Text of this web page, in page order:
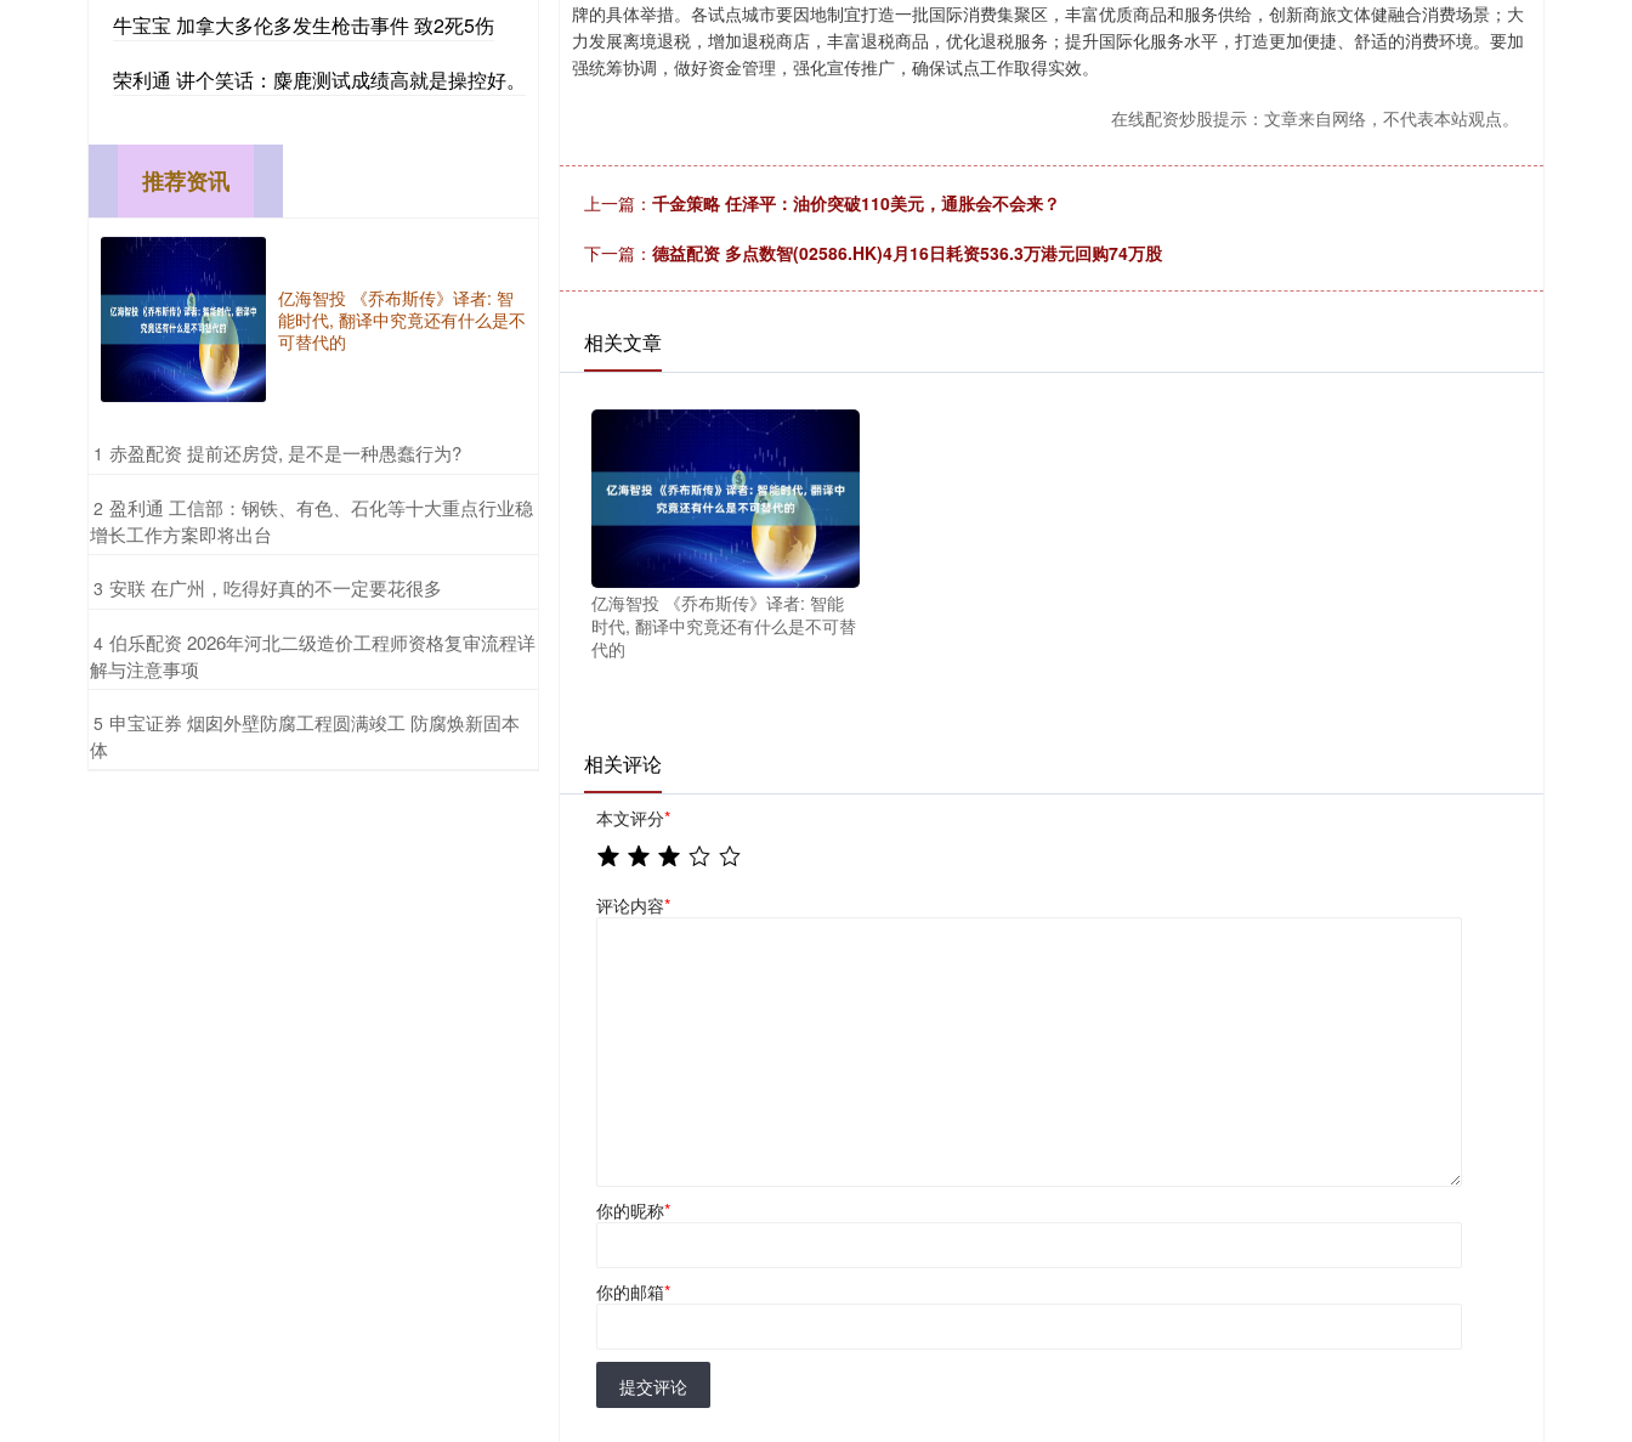
牌的具体举措。各试点城市要因地制宜打造一批国际消费集聚区，丰富优质商品和服务供给，创新商旅文体健融合消费场景；大
力发展离境退税，增加退税商店，丰富退税商品，优化退税服务；提升国际化服务水平，打造更加便捷、舒适的消费环境。要加
强统筹协调，做好资金管理，强化宣传推广，确保试点工作取得实效。
在线配资炒股提示：文章来自网络，不代表本站观点。
上一篇： 千金策略 任泽平：油价突破110美元，通胀会不会来？
下一篇： 德益配资 多点数智(02586.HK)4月16日耗资536.3万港元回购74万股
相关文章
亿海智投 《乔布斯传》译者: 智能
时代, 翻译中究竟还有什么是不可替
代的
相关评论
本文评分*
评论内容*
你的昵称*
你的邮箱*
提交评论
牛宝宝 加拿大多伦多发生枪击事件 致2死5伤
荣利通 讲个笑话：麋鹿测试成绩高就是操控好。
推荐资讯
亿海智投 《乔布斯传》译者: 智
能时代, 翻译中究竟还有什么是不
可替代的
1 ​赤盈配资 提前还房贷, 是不是一种愚蠢行为?
2 ​盈利通 工信部：钢铁、有色、石化等十大重点行业稳
增长工作方案即将出台
3 ​安联 在广州，吃得好真的不一定要花很多
4 ​伯乐配资 2026年河北二级造价工程师资格复审流程详
解与注意事项
5 ​申宝证券 烟囱外壁防腐工程圆满竣工 防腐焕新固本
体